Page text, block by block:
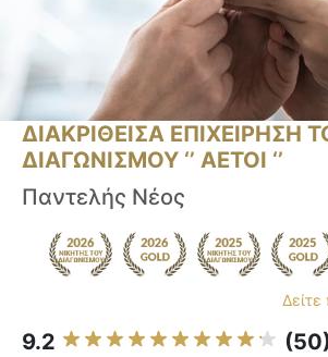
ΔΙΑΚΡΙΘΕΙΣΑ ΕΠΙΧΕΙΡΗΣΗ
ΔΙΑΓΩΝΙΣΜΟΥ ‘’ ΑΕΤΟΙ ‘’
Παντελής Νέος
9.2